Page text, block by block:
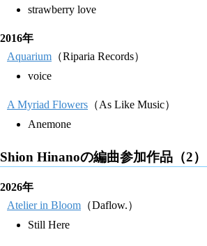
strawberry love
2016年
Aquarium （Riparia Records）
voice
A Myriad Flowers （As Like Music）
Anemone
Shion Hinanoの編曲参加作品（2）
2026年
Atelier in Bloom （Daflow.）
Still Here